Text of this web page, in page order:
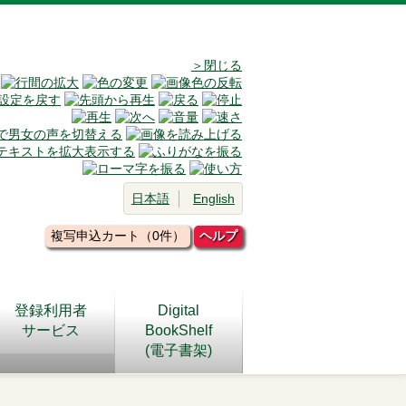
＞閉じる
日本語 English
複写申込カート（0件） ヘルプ
登録利用者
サービス
Digital
BookShelf
(電子書架)